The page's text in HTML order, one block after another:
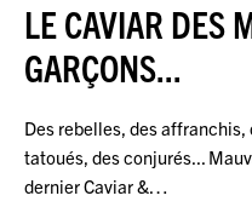
LE CAVIAR DES
GARÇONS...
Des rebelles, des
tatoués, des conjurés...
dernier Caviar &…